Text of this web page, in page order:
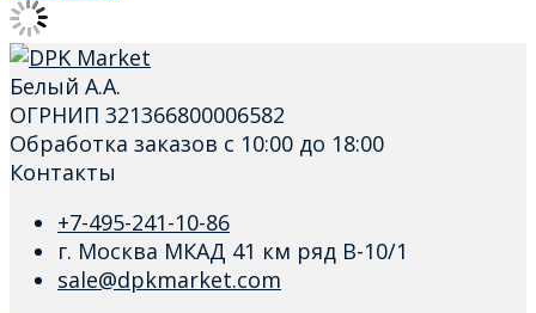
Белый А.А.
ОГРНИП 321366800006582
Обработка заказов с 10:00 до 18:00
Контакты
+7-495-241-10-86
г. Москва МКАД 41 км ряд В-10/1
sale@dpkmarket.com